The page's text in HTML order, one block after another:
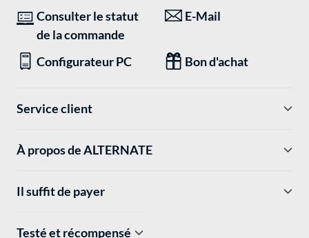
Consulter le statut
de la commande
E-Mail
Configurateur PC Bon d'achat
Service client
À propos de ALTERNATE
Il suffit de payer
Testé et récompensé